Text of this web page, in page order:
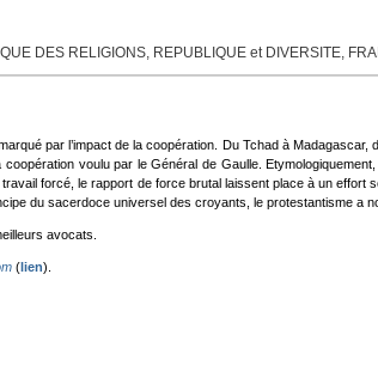
DES RELIGIONS, REPUBLIQUE et DIVERSITE,
par l’impact de la coopération. Du Tchad à
voulu par le Général de Gaulle.
forcé, le rapport de force brutal laissent place à un effort
du sacerdoce universel des croyants, le protestantisme a
avocats.
(lien).